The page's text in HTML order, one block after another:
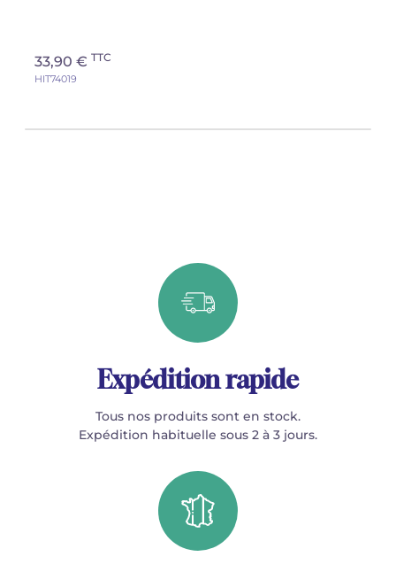
33,90 € TTC
HIT74019
Expédition rapide
Tous nos produits sont en stock.
Expédition habituelle sous 2 à 3 jours.